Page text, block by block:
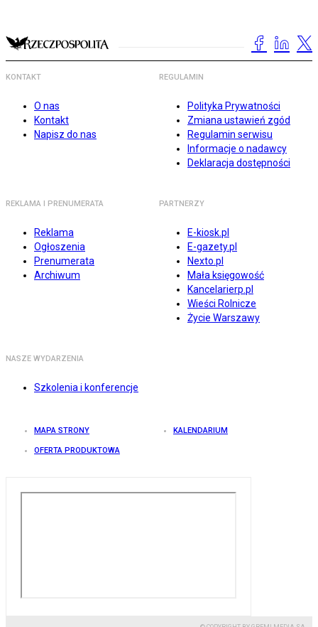
KONTAKT
O nas
Kontakt
Napisz do nas
REGULAMIN
Polityka Prywatności
Zmiana ustawień zgód
Regulamin serwisu
Informacje o nadawcy
Deklaracja dostępności
REKLAMA I PRENUMERATA
Reklama
Ogłoszenia
Prenumerata
Archiwum
PARTNERZY
E-kiosk.pl
E-gazety.pl
Nexto.pl
Mała księgowość
Kancelarierp.pl
Wieści Rolnicze
Życie Warszawy
NASZE WYDARZENIA
Szkolenia i konferencje
MAPA STRONY KALENDARIUM
OFERTA PRODUKTOWA